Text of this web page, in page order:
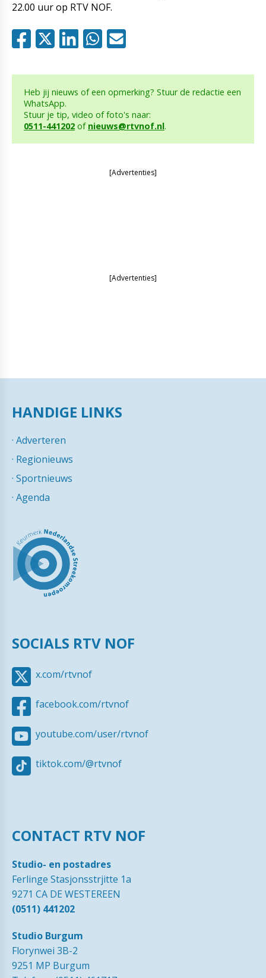
22.00 uur op RTV NOF.
Heb jij nieuws of een opmerking? Stuur de redactie een
WhatsApp.
Stuur je tip, video of foto's naar:
0511-441202 of nieuws@rtvnof.nl.
[Advertenties]
[Advertenties]
HANDIGE LINKS
· Adverteren
· Regionieuws
· Sportnieuws
· Agenda
SOCIALS RTV NOF
x.com/rtvnof
facebook.com/rtvnof
youtube.com/user/rtvnof
tiktok.com/@rtvnof
CONTACT RTV NOF
Studio- en postadres
Ferlinge Stasjonsstrjitte 1a
9271 CA DE WESTEREEN
(0511) 441202
Studio Burgum
Florynwei 3B-2
9251 MP Burgum